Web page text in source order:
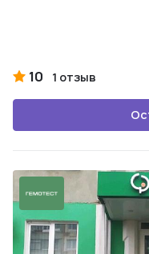
10 1 отзыв